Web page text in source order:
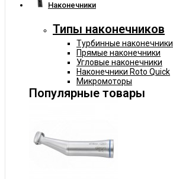
Наконечники
Типы наконечников
Турбинные наконечники
Прямые наконечники
Угловые наконечники
Наконечники Roto Quick
Микромоторы
Популярные товары